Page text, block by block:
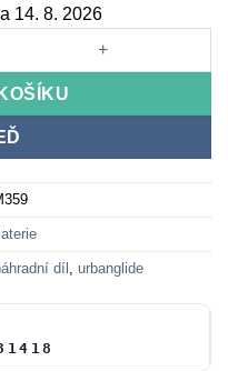
14. 8. 2026
100S/100MAX/100
díl , urbanglide